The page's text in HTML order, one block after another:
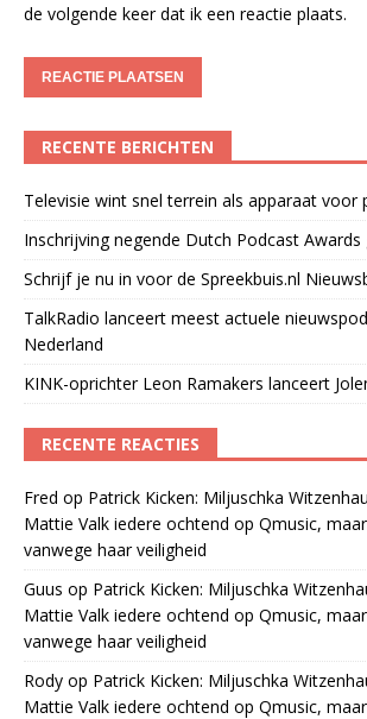
de volgende keer dat ik een reactie plaats.
RECENTE BERICHTEN
Televisie wint snel terrein als apparaat voor
Inschrijving negende Dutch Podcast Awards
Schrijf je nu in voor de Spreekbuis.nl
TalkRadio lanceert meest actuele
Nederland
KINK-oprichter Leon Ramakers lanceert
RECENTE REACTIES
Fred op Patrick Kicken: Miljuschka
Mattie Valk iedere ochtend op Qmusic,
vanwege haar veiligheid
Guus op Patrick Kicken: Miljuschka
Mattie Valk iedere ochtend op Qmusic,
vanwege haar veiligheid
Rody op Patrick Kicken: Miljuschka
Mattie Valk iedere ochtend op Qmusic,